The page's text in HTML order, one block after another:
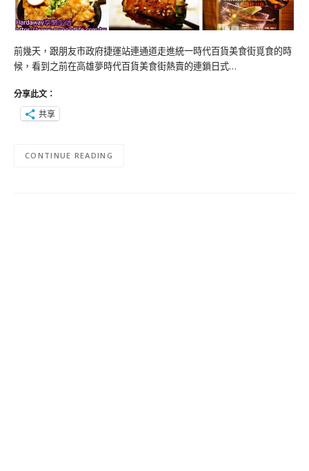
前幾天，跟朋友市政府捷運站連通道走進統一時代百貨美食街覓食的時
候，看到之前在高雄夢時代百貨美食街熱賣的連鎖日式…
分享此文：
共享
CONTINUE READING